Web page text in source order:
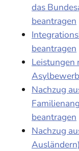
das
beantragen
beantragen
Leistungen
Nachzug
beantragen
Nachzug